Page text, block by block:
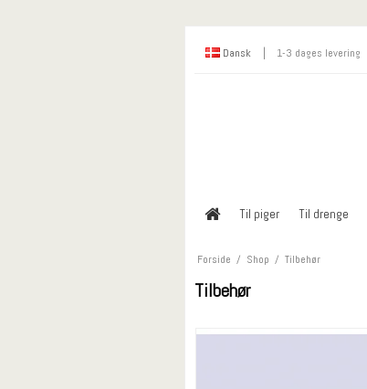
Dansk | 1-3 dages levering
Til piger Til drenge
Forside / Shop / Tilbehør
Tilbehør